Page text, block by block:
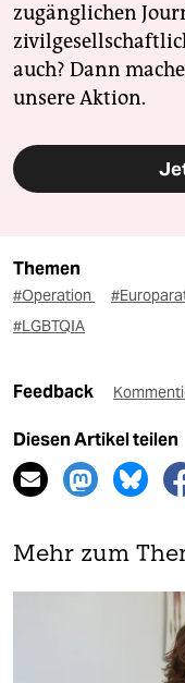
zugänglichen
auch? Dann
unsere Aktion.
Themen
#Operation
#LGBTQIA
Feedback
Diesen Artikel teilen
Mehr zum